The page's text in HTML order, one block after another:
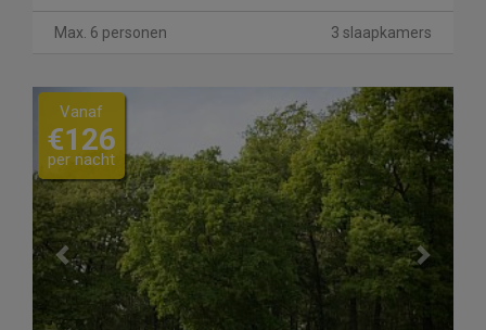
Max. 6 personen 3 slaapkamers
Previous Next
Vanaf
€126
per nacht